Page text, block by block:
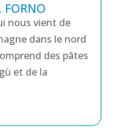
FORNO
nous vient de
dans le nord
des pâtes
et de la